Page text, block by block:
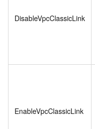
DisableVpcClassicLink
EnableVpcClassicLink